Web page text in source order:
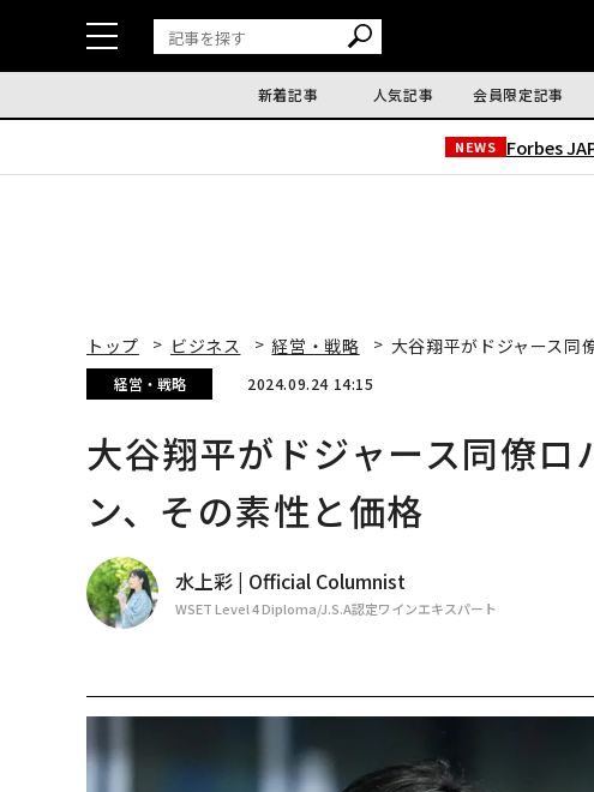
新着記事 人気記事 会員限定記事
NEWS Forbes
トップ ビジネス 経営・戦略 大谷翔平がドジャース同
経営・戦略 2024.09.24 14:15
大谷翔平がドジャース同僚
ン、その素性と価格
水上彩 | Official Columnist
WSET Level 4 Diploma/J.S.A認定ワインエキスパート